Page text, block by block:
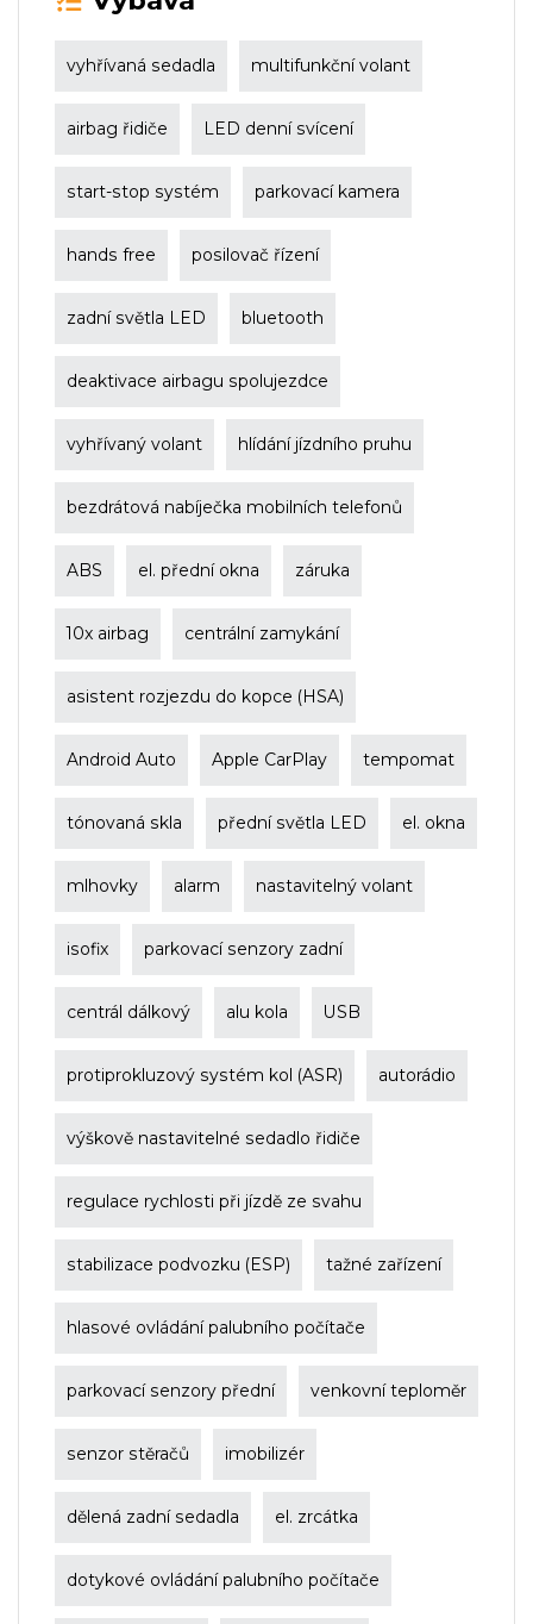
vyhřívaná sedadla multifunkční volant
airbag řidiče LED denní svícení
start-stop systém parkovací kamera
hands free posilovač řízení
zadní světla LED bluetooth
deaktivace airbagu spolujezdce
vyhřívaný volant hlídání jízdního pruhu
bezdrátová nabíječka mobilních telefonů
ABS el. přední okna záruka
10x airbag centrální zamykání
asistent rozjezdu do kopce (HSA)
Android Auto Apple CarPlay tempomat
tónovaná skla přední světla LED el. okna
mlhovky alarm nastavitelný volant
isofix parkovací senzory zadní
centrál dálkový alu kola USB
protiprokluzový systém kol (ASR) autorádio
výškově nastavitelné sedadlo řidiče
regulace rychlosti při jízdě ze svahu
stabilizace podvozku (ESP) tažné zařízení
hlasové ovládání palubního počítače
parkovací senzory přední venkovní teploměr
senzor stěračů imobilizér
dělená zadní sedadla el. zrcátka
dotykové ovládání palubního počítače